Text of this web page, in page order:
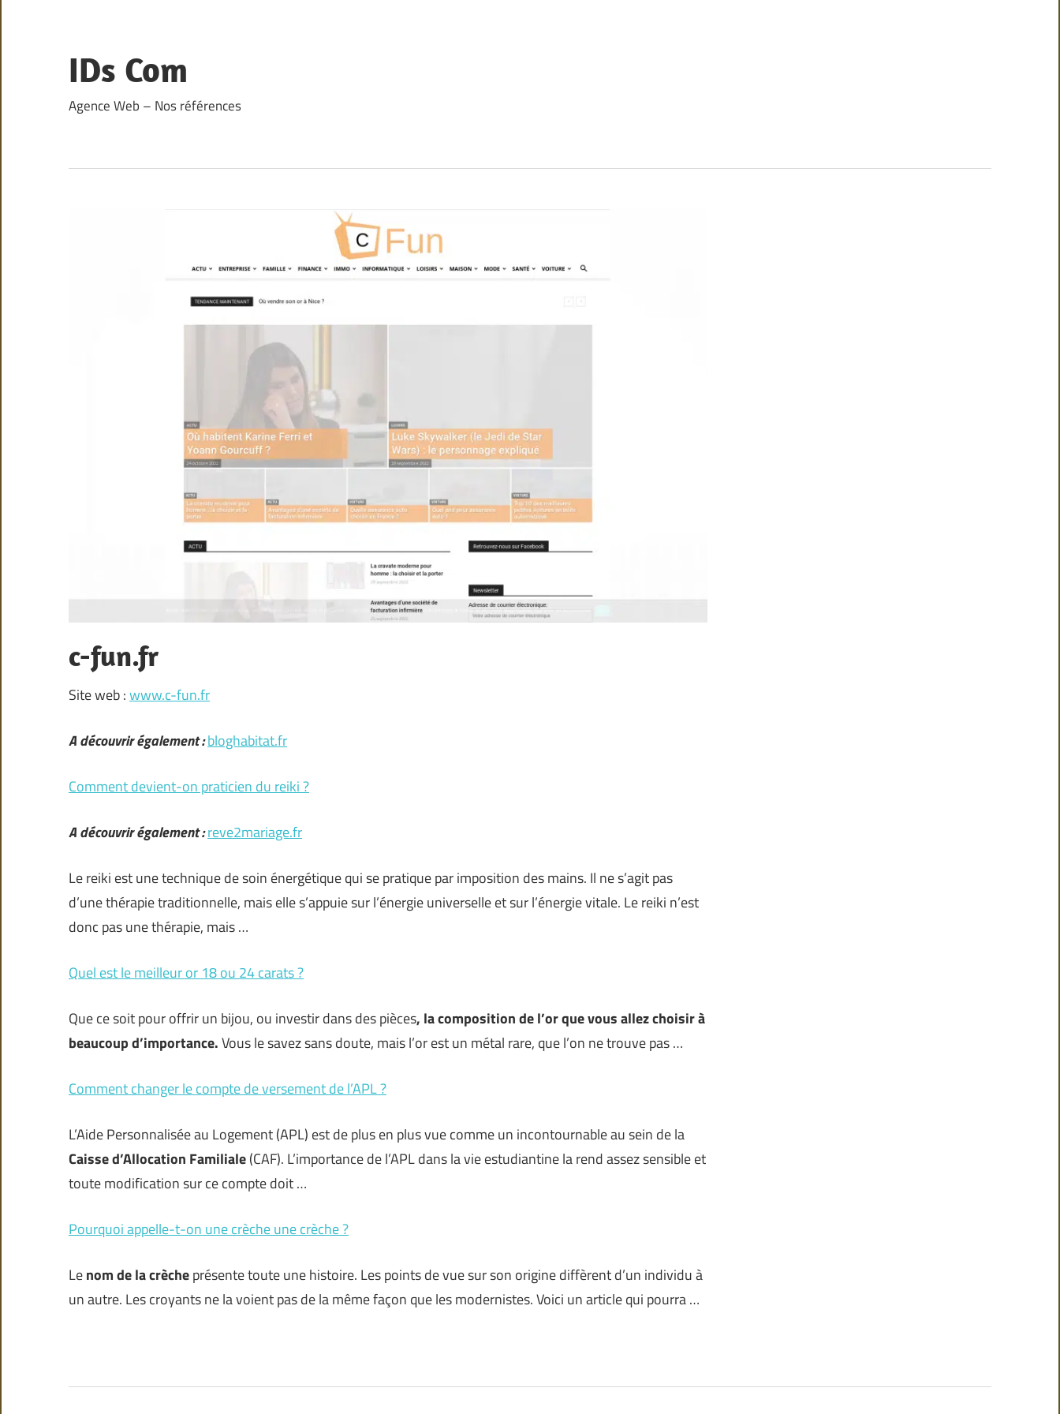
content
IDs Com
Agence Web – Nos références
c-fun.fr
Site web :www.c-fun.fr
A découvrir également :bloghabitat.fr
Comment devient-on praticien du reiki ?
A découvrir également :reve2mariage.fr
Le reiki est une technique de soin énergétique qui se pratique par imposition des mains. Il ne s’agit pas
d’une thérapie traditionnelle, mais elle s’appuie sur l’énergie universelle et sur l’énergie vitale. Le reiki n’est
donc pas une thérapie, mais …
Quel est le meilleur or 18 ou 24 carats ?
Que ce soit pour offrir un bijou, ou investir dans des pièces, la composition de l’or que vous allez choisir à
beaucoup d’importance.Vous le savez sans doute, mais l’or est un métal rare, que l’on ne trouve pas …
Comment changer le compte de versement de l’APL ?
L’Aide Personnalisée au Logement (APL) est de plus en plus vue comme un incontournable au sein de la
Caisse d’Allocation Familiale(CAF). L’importance de l’APL dans la vie estudiantine la rend assez sensible et
toute modification sur ce compte doit …
Pourquoi appelle-t-on une crèche une crèche ?
Lenom de la crècheprésente toute une histoire. Les points de vue sur son origine diffèrent d’un individu à
un autre. Les croyants ne la voient pas de la même façon que les modernistes. Voici un article qui pourra …